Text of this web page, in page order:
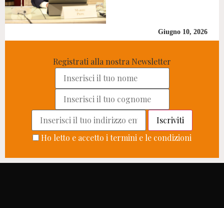
Giugno 10, 2026
Registrati alla nostra Newsletter
Ho letto e accetto i termini e le condizioni